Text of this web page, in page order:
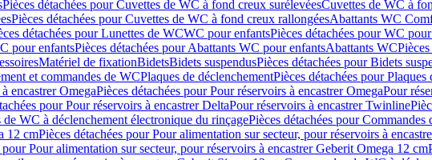
Pièces détachées pour Cuvettes de WC à fond creux surélevéesCuvettes de WC à
Pièces détachées pour Cuvettes de WC à fond creux rallongéesAbattants WC
détachées pour Lunettes de WCWC pour enfantsPièces détachées pour WC
pour enfantsPièces détachées pour Abattants WC pour enfantsAbattants WC
Matériel de fixationBidetsBidets suspendusPièces détachées pour Bidets
et commandes de WCPlaques de déclenchementPièces détachées pour Plaques
encastrer OmegaPièces détachées pour Pour réservoirs à encastrer OmegaPour
pour Pour réservoirs à encastrer DeltaPour réservoirs à encastrer Twinline
de WC à déclenchement électronique du rinçagePièces détachées pour
12 cmPièces détachées pour Pour alimentation sur secteur, pour réservoirs à
pour Pour alimentation sur secteur, pour réservoirs à encastrer Geberit Omega 12 cm